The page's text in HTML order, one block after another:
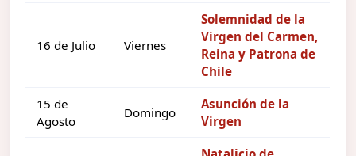
16 de Julio Viernes
Solemnidad de la
Virgen del Carmen,
Reina y Patrona de
Chile
15 de
Agosto
Domingo
Asunción de la
Virgen